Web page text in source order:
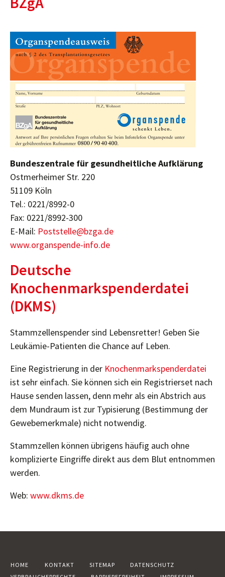
Bundeszentrale für gesundheitliche Aufklärung
Ostmerheimer Str. 220
51109 Köln
Tel.: 0221/8992-0
Fax: 0221/8992-300
E-Mail: Poststelle@bzga.de
www.organspende-info.de
Deutsche
Knochenmarkspenderdatei
(DKMS)
Stammzellenspender sind Lebensretter! Geben Sie
Leukämie-Patienten die Chance auf Leben.
Eine Registrierung in der Knochenmarkspenderdatei
ist sehr einfach. Sie können sich ein Registrierset nach
Hause senden lassen, denn mehr als ein Abstrich aus
dem Mundraum ist zur Typisierung (Bestimmung der
Gewebemerkmale) nicht notwendig.
Stammzellen können übrigens häufig auch ohne
komplizierte Eingriffe direkt aus dem Blut entnommen
werden.
Web: www.dkms.de
HOME KONTAKT SITEMAP
DATENSCHUTZ